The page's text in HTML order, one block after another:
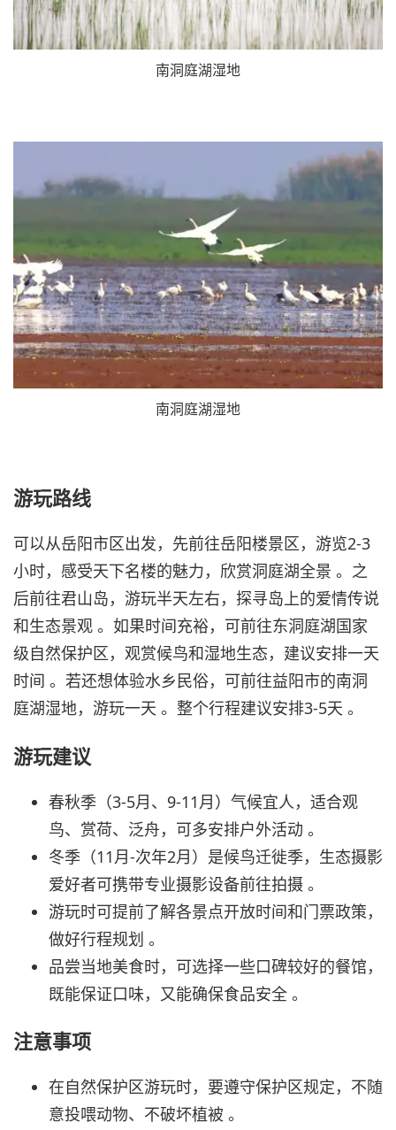
南洞庭湖湿地
南洞庭湖湿地
游玩路线
可以从岳阳市区出发，先前往岳阳楼景区，游览2-3
小时，感受天下名楼的魅力，欣赏洞庭湖全景 。之
后前往君山岛，游玩半天左右，探寻岛上的爱情传说
和生态景观 。如果时间充裕，可前往东洞庭湖国家
级自然保护区，观赏候鸟和湿地生态，建议安排一天
时间 。若还想体验水乡民俗，可前往益阳市的南洞
庭湖湿地，游玩一天 。整个行程建议安排3-5天 。
游玩建议
春秋季（3-5月、9-11月）气候宜人，适合观
鸟、赏荷、泛舟，可多安排户外活动 。
冬季（11月-次年2月）是候鸟迁徙季，生态摄影
爱好者可携带专业摄影设备前往拍摄 。
游玩时可提前了解各景点开放时间和门票政策，
做好行程规划 。
品尝当地美食时，可选择一些口碑较好的餐馆，
既能保证口味，又能确保食品安全 。
注意事项
在自然保护区游玩时，要遵守保护区规定，不随
意投喂动物、不破坏植被 。